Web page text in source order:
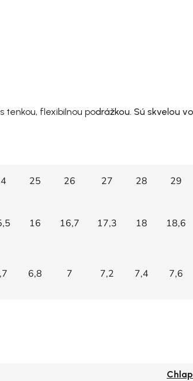
tenkou, flexibilnou podrážkou. Sú skvelou
25 26 27 28 29
16 16,7 17,3 18 18,6
6,8 7 7,2 7,4 7,6